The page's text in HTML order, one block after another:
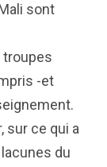
sont
troupes
-et
sur ce qui a
du